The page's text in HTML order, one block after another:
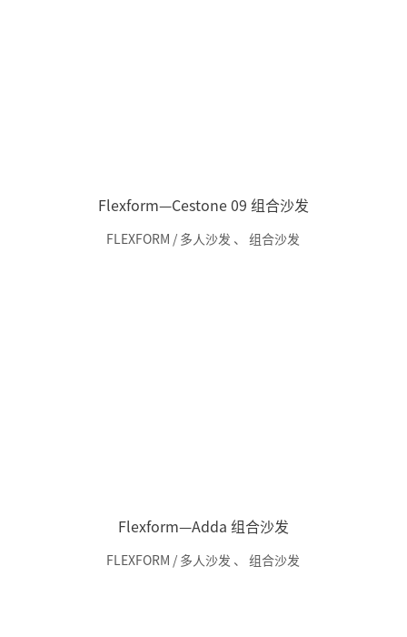
Flexform—Cestone 09 组合沙发
FLEXFORM / 多人沙发 、 组合沙发
Flexform—Adda 组合沙发
FLEXFORM / 多人沙发 、 组合沙发